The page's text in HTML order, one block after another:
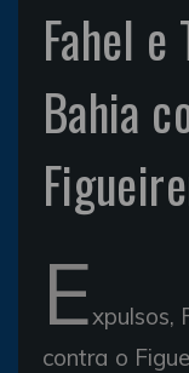
Fahel
Bahia
Expulsos,
contra o